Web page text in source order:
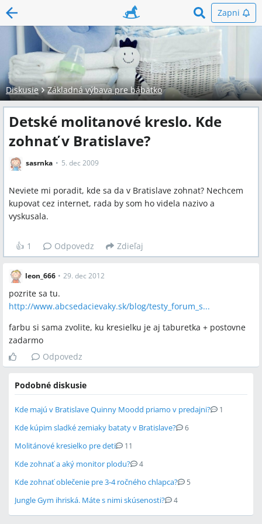
Zapni
Diskusie Základná výbava pre bábätko
Detské molitanové kreslo. Kde
zohnať v Bratislave?
sasrnka 5. dec 2009
Neviete mi poradit, kde sa da v Bratislave zohnat? Nechcem
kupovat cez internet, rada by som ho videla nazivo a
vyskusala.
👍 1 Odpovedz Zdieľaj
leon_666 • 29. dec 2012
pozrite sa tu.
http://www.abcsedacievaky.sk/blog/testy_forum_s...
farbu si sama zvolite, ku kresielku je aj taburetka + postovne
zadarmo
Odpovedz
Podobné diskusie
Kde majú v Bratislave Quinny Moodd priamo v predajni? 1
Kde kúpim sladké zemiaky bataty v Bratislave? 6
Molitánové kresielko pre deti 11
Kde zohnať a aký monitor plodu? 4
Kde zohnať oblečenie pre 3-4 ročného chlapca? 5
Jungle Gym ihriská. Máte s nimi skúsenosti? 4